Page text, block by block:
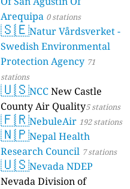
Arequipa 0 stations
🇸🇪Natur Vårdsverket -
Swedish Environmental
Protection Agency 71
stations
🇺🇸NCCNew Castle
County Air Quality5 stations
🇫🇷NebuleAir 192 stations
🇳🇵Nepal Health
Research Council 7 stations
🇺🇸Nevada NDEP
Nevada Division of